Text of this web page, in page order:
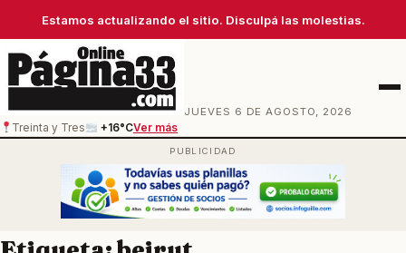
Estamos actualizando el sitio. Disculpá las molestias.
JUEVES 6 DE AGOSTO, 2026
Treinta y Tres
+16°CVer más
Menú